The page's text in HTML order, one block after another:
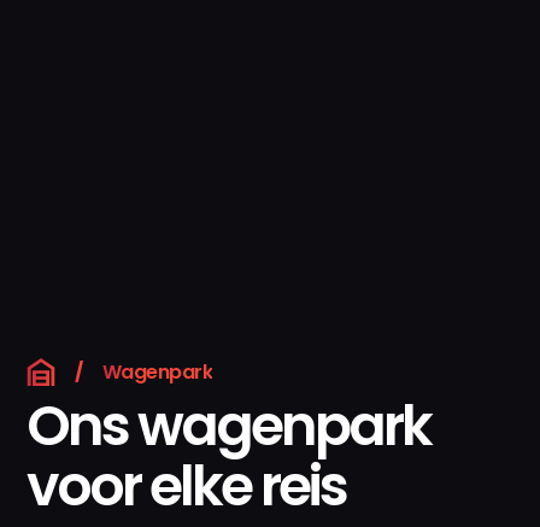
/ Wagenpark
Ons wagenpark
voor elke reis